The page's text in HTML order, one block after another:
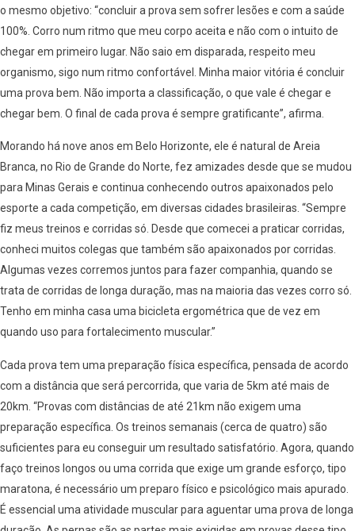
o mesmo objetivo: “concluir a prova sem sofrer lesões e com a saúde
100%. Corro num ritmo que meu corpo aceita e não com o intuito de
chegar em primeiro lugar. Não saio em disparada, respeito meu
organismo, sigo num ritmo confortável. Minha maior vitória é concluir
uma prova bem. Não importa a classificação, o que vale é chegar e
chegar bem. O final de cada prova é sempre gratificante”, afirma.
Morando há nove anos em Belo Horizonte, ele é natural de Areia
Branca, no Rio de Grande do Norte, fez amizades desde que se mudou
para Minas Gerais e continua conhecendo outros apaixonados pelo
esporte a cada competição, em diversas cidades brasileiras. “Sempre
fiz meus treinos e corridas só. Desde que comecei a praticar corridas,
conheci muitos colegas que também são apaixonados por corridas.
Algumas vezes corremos juntos para fazer companhia, quando se
trata de corridas de longa duração, mas na maioria das vezes corro só.
Tenho em minha casa uma bicicleta ergométrica que de vez em
quando uso para fortalecimento muscular.”
Cada prova tem uma preparação física específica, pensada de acordo
com a distância que será percorrida, que varia de 5km até mais de
20km. “Provas com distâncias de até 21km não exigem uma
preparação específica. Os treinos semanais (cerca de quatro) são
suficientes para eu conseguir um resultado satisfatório. Agora, quando
faço treinos longos ou uma corrida que exige um grande esforço, tipo
maratona, é necessário um preparo físico e psicológico mais apurado.
É essencial uma atividade muscular para aguentar uma prova de longa